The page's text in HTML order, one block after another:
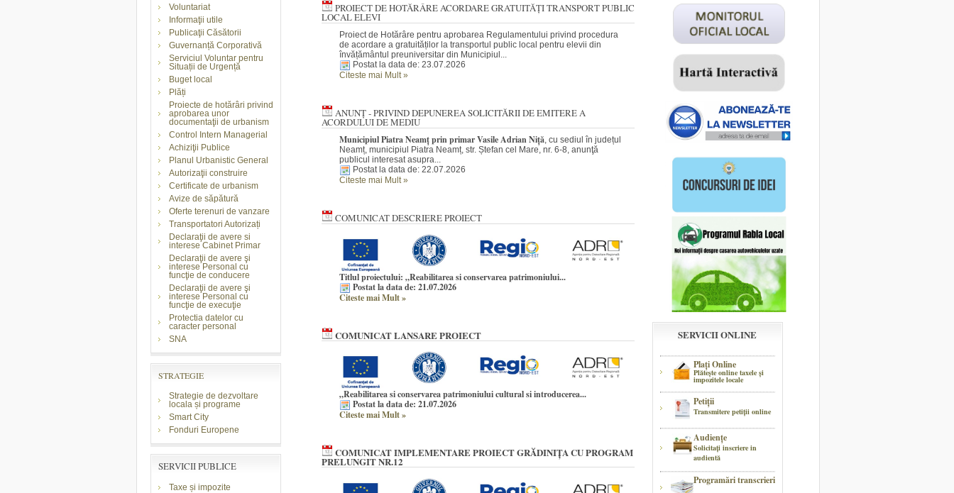
Voluntariat
Informaţii utile
Publicaţii Căsătorii
Guvernanță Corporativă
Serviciul Voluntar pentru
Situații de Urgență
Buget local
Plăți
Proiecte de hotărâri privind
aprobarea unor
documentaţii de urbanism
Control Intern Managerial
Achiziţii Publice
Planul Urbanistic General
Autorizaţii construire
Certificate de urbanism
Avize de săpătură
Oferte terenuri de vanzare
Transportatori Autorizați
Declaraţii de avere si
interese Cabinet Primar
Declaraţii de avere şi
interese Personal cu
funcţie de conducere
Declaraţii de avere şi
interese Personal cu
funcţie de execuţie
Protectia datelor cu
caracter personal
SNA
STRATEGIE
Strategie de dezvoltare
locala și programe
Smart City
Fonduri Europene
SERVICII PUBLICE
Taxe și impozite
PROIECT DE HOTĂRÂRE ACORDARE GRATUITĂȚI TRANSPORT PUBLIC
LOCAL ELEVI
Proiect de Hotărâre pentru aprobarea Regulamentului privind procedura
de acordare a gratuităților la transportul public local pentru elevii din
învățământul preuniversitar din Municipiul...
Postat la data de: 23.07.2026
Citeste mai Mult »
ANUNȚ - PRIVIND DEPUNEREA SOLICITĂRII DE EMITERE A
ACORDULUI DE MEDIU
Municipiul Piatra Neamț prin primar Vasile Adrian Niță, cu sediul în județul
Neamț, municipiul Piatra Neamț, str. Ștefan cel Mare, nr. 6-8, anunţă
publicul interesat asupra...
Postat la data de: 22.07.2026
Citeste mai Mult »
COMUNICAT DESCRIERE PROIECT
Titlul proiectului: „Reabilitarea si conservarea patrimoniului...
Postat la data de: 21.07.2026
Citeste mai Mult»
COMUNICAT LANSARE PROIECT
„Reabilitarea si conservarea patrimoniului cultural si introducerea...
Postat la data de: 21.07.2026
Citeste mai Mult»
COMUNICAT IMPLEMENTARE PROIECT GRĂDINIȚA CU PROGRAM
PRELUNGIT NR.12
SERVICII ONLINE
Plaţi Online
Plăteşte online taxele şi
impozitele locale
Petiţii
Transmitere petiţii online
Audienţe
Solicitaţi inscriere in
audientă
Programări transcrieri